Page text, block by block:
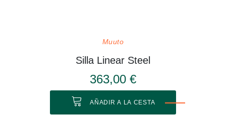
Muuto
Silla Linear Steel
363,00 €
AÑADIR A LA CESTA